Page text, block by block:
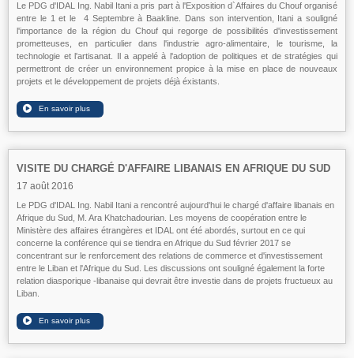
Le PDG d'IDAL Ing. Nabil Itani a pris part à l'Exposition d`Affaires du Chouf organisé
entre le 1 et le 4 Septembre à Baakline. Dans son intervention, Itani a souligné
l'importance de la région du Chouf qui regorge de possibilités d'investissement
prometteuses, en particulier dans l'industrie agro-alimentaire, le tourisme, la
technologie et l'artisanat. Il a appelé à l'adoption de politiques et de stratégies qui
permettront de créer un environnement propice à la mise en place de nouveaux
projets et le développement de projets déjà éxistants.
VISITE DU CHARGÉ D'AFFAIRE LIBANAIS EN AFRIQUE DU SUD
17 août 2016
Le PDG d'IDAL Ing. Nabil Itani a rencontré aujourd'hui le chargé d'affaire libanais en
Afrique du Sud, M. Ara Khatchadourian. Les moyens de coopération entre le
Ministère des affaires étrangères et IDAL ont été abordés, surtout en ce qui
concerne la conférence qui se tiendra en Afrique du Sud février 2017 se
concentrant sur le renforcement des relations de commerce et d'investissement
entre le Liban et l'Afrique du Sud. Les discussions ont souligné également la forte
relation diasporique -libanaise qui devrait être investie dans de projets fructueux au
Liban.